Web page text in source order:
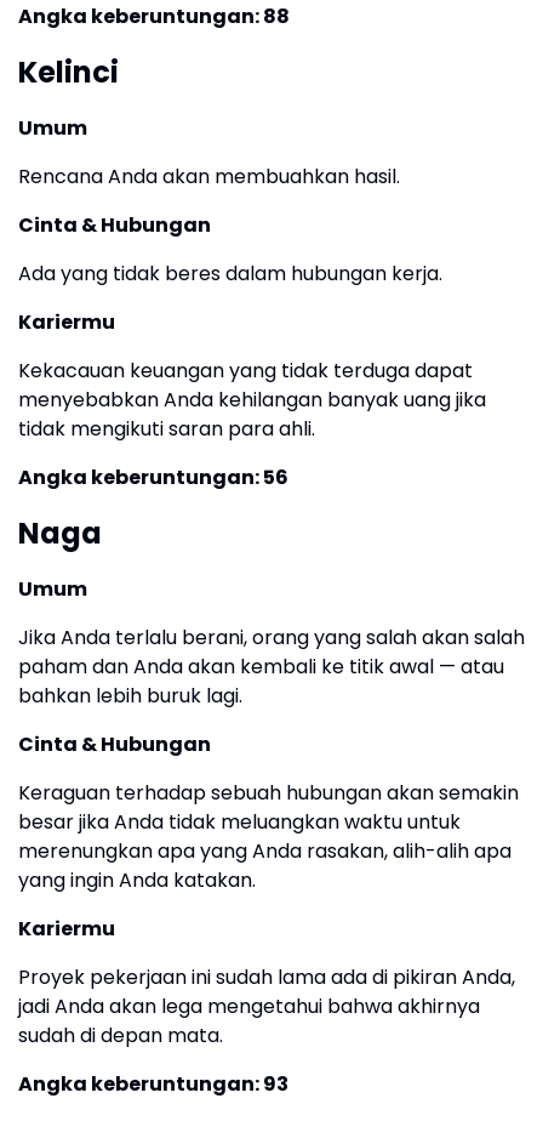
Angka keberuntungan: 88
Kelinci
Umum
Rencana Anda akan membuahkan hasil.
Cinta & Hubungan
Ada yang tidak beres dalam hubungan kerja.
Kariermu
Kekacauan keuangan yang tidak terduga dapat
menyebabkan Anda kehilangan banyak uang jika
tidak mengikuti saran para ahli.
Angka keberuntungan: 56
Naga
Umum
Jika Anda terlalu berani, orang yang salah akan salah
paham dan Anda akan kembali ke titik awal — atau
bahkan lebih buruk lagi.
Cinta & Hubungan
Keraguan terhadap sebuah hubungan akan semakin
besar jika Anda tidak meluangkan waktu untuk
merenungkan apa yang Anda rasakan, alih-alih apa
yang ingin Anda katakan.
Kariermu
Proyek pekerjaan ini sudah lama ada di pikiran Anda,
jadi Anda akan lega mengetahui bahwa akhirnya
sudah di depan mata.
Angka keberuntungan: 93